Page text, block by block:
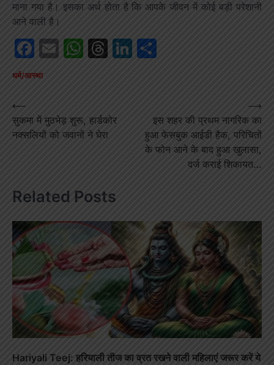
माना गया है। इसका अर्थ होता है कि आपके जीवन में कोई बड़ी परेशानी
आने वाली है।
Facebook
EmailWhatsApp
Threads
LinkedIn
धर्म/आस्था
Post
navigation
⟵
सुकमा में मुठभेड़ शुरू, हार्डकोर
नक्सलियों को जवानों ने घेरा
इस शहर की प्रथम नागरिक का
हुआ फेसबुक आईडी हैक, परिचितों
के फोन आने के बाद हुआ खुलासा,
दर्ज कराई शिकायत…
⟶
Related Posts
Hariyali Teej: हरियाली तीज का व्रत रखने वाली महिलाएं जरूर करें ये